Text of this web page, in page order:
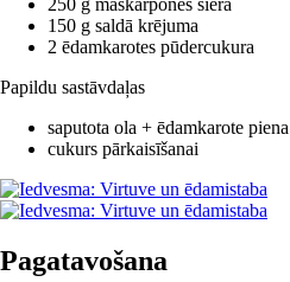
250 g maskarpones siera
150 g saldā krējuma
2 ēdamkarotes pūdercukura
Papildu sastāvdaļas
saputota ola + ēdamkarote piena
cukurs pārkaisīšanai
Pagatavošana